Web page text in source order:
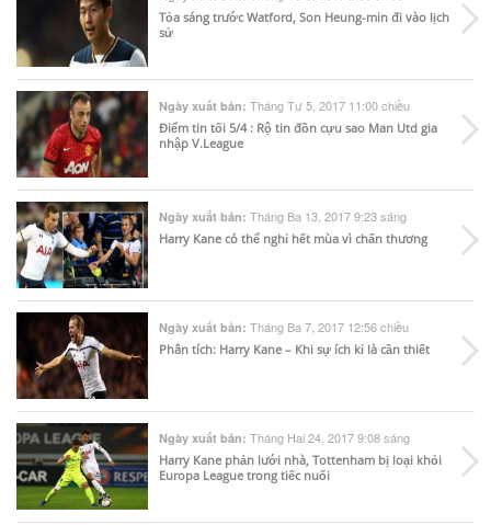
Tỏa sáng trước Watford, Son Heung-min đi vào lịch
sử
Ngày xuất bản: Tháng Tư 5, 2017 11:00 chiều
Điểm tin tối 5/4 : Rộ tin đồn cựu sao Man Utd gia
nhập V.League
Ngày xuất bản: Tháng Ba 13, 2017 9:23 sáng
Harry Kane có thể nghỉ hết mùa vì chấn thương
Ngày xuất bản: Tháng Ba 7, 2017 12:56 chiều
Phân tích: Harry Kane – Khi sự ích kỉ là cần thiết
Ngày xuất bản: Tháng Hai 24, 2017 9:08 sáng
Harry Kane phản lưới nhà, Tottenham bị loại khỏi
Europa League trong tiếc nuối